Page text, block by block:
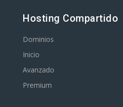
Hosting Compartido
Dominios
Inicio
Avanzado
Premium